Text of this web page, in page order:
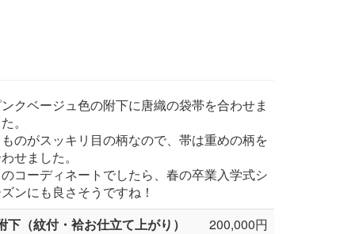
クベージュ色の附下に唐織の袋帯を合わせま
。
のがスッキリ目の柄なので、帯は重めの柄を
せました。
コーディネートでしたら、春の卒業入学式シ
ンにも良さそうですね！
下（紋付・袷お仕立て上がり）
200,000円